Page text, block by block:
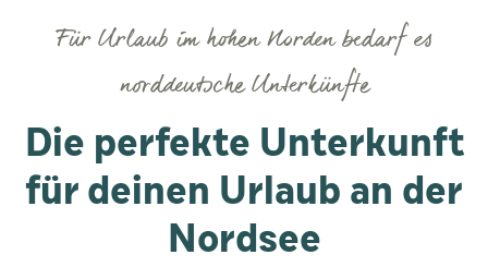
Die perfekte Unterkunft
für deinen Urlaub an der
Nordsee
Für Urlaub im hohen Norden bedarf es
norddeutsche Unterkünfte